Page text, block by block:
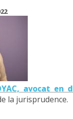
avocat en
la jurisprudence.